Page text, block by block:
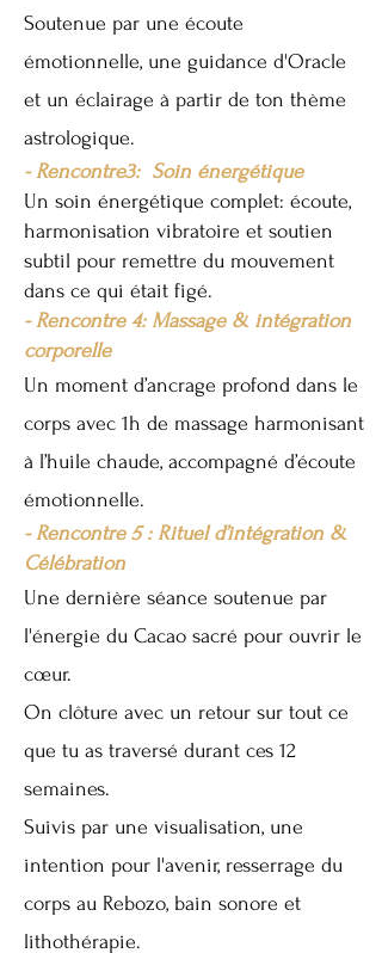
Soutenue par une écoute
émotionnelle, une guidance d'Oracle
et un éclairage à partir de ton thème
astrologique.
- Rencontre3: Soin énergétique
Un soin énergétique complet: écoute,
harmonisation vibratoire et soutien
subtil pour remettre du mouvement
dans ce qui était figé.
- Rencontre 4: Massage & intégration
corporelle
Un moment d’ancrage profond dans le
corps avec 1h de massage harmonisant
à l’huile chaude, accompagné d’écoute
émotionnelle.
- Rencontre 5 : Rituel d’intégration &
Célébration
Une dernière séance soutenue par
l'énergie du Cacao sacré pour ouvrir le
cœur.
On clôture avec un retour sur tout ce
que tu as traversé durant ces 12
semaines.
Suivis par une visualisation, une
intention pour l'avenir, resserrage du
corps au Rebozo, bain sonore et
lithothérapie.